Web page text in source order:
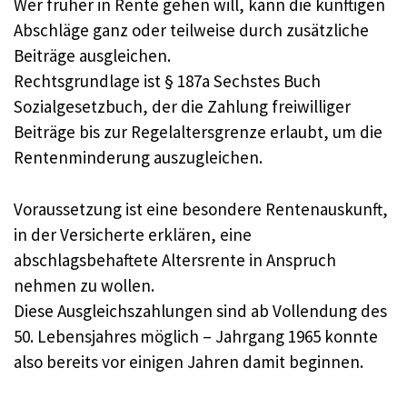
Wer früher in Rente gehen will, kann die künftigen
Abschläge ganz oder teilweise durch zusätzliche
Beiträge ausgleichen.​
Rechtsgrundlage ist § 187a Sechstes Buch
Sozialgesetzbuch, der die Zahlung freiwilliger
Beiträge bis zur Regelaltersgrenze erlaubt, um die
Rentenminderung auszugleichen.​
Voraussetzung ist eine besondere Rentenauskunft,
in der Versicherte erklären, eine
abschlagsbehaftete Altersrente in Anspruch
nehmen zu wollen.​
Diese Ausgleichszahlungen sind ab Vollendung des
50. Lebensjahres möglich – Jahrgang 1965 konnte
also bereits vor einigen Jahren damit beginnen.​